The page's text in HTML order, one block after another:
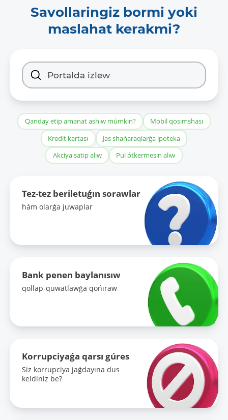
Savollaringiz bormi yoki
maslahat kerakmi?
Qanday etip amanat ashıw múmkin?
Mobil qosımshası
Kredit kartası
Jas shańaraqlarǵa ipoteka
Akciya satıp alıw
Pul ótkermesin alıw
Tez-tez beriletuǵın sorawlar
hám olarǵa juwaplar
Bank penen baylanısıw
qollap-quwatlawǵa qońıraw
Korrupciyaǵa qarsı gúres
Siz korrupciya jaǵdayına dus
keldiniz be?